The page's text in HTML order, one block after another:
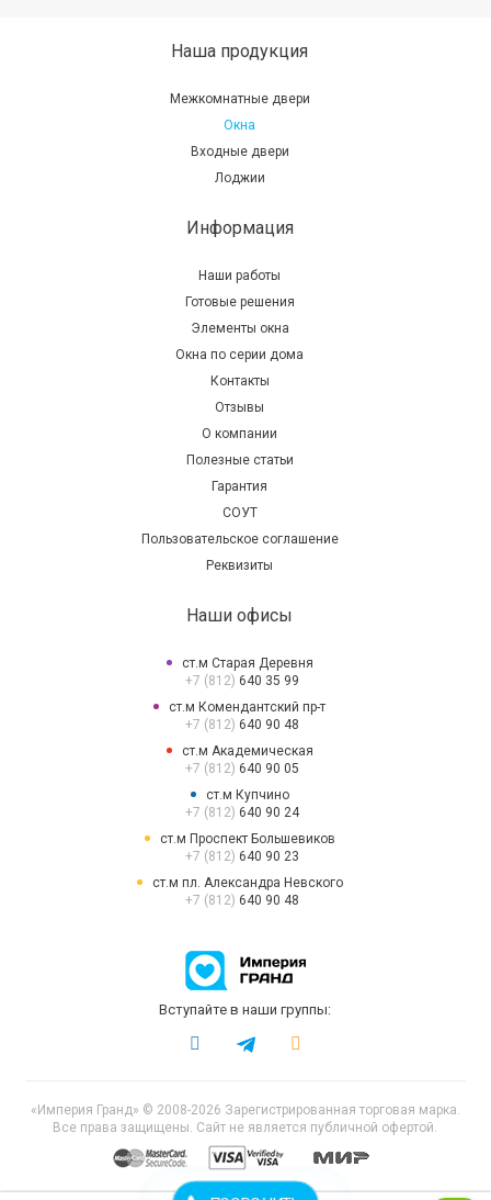
Наша продукция
Межкомнатные двери
Окна
Входные двери
Лоджии
Информация
Наши работы
Готовые решения
Элементы окна
Окна по серии дома
Контакты
Отзывы
О компании
Полезные статьи
Гарантия
СОУТ
Пользовательское соглашение
Реквизиты
Наши офисы
ст.м Старая Деревня
+7 (812) 640 35 99
ст.м Комендантский пр-т
+7 (812) 640 90 48
ст.м Академическая
+7 (812) 640 90 05
ст.м Купчино
+7 (812) 640 90 24
ст.м Проспект Большевиков
+7 (812) 640 90 23
ст.м пл. Александра Невского
+7 (812) 640 90 48
Вступайте в наши группы:
«Империя Гранд» © 2008-2026 Зарегистрированная торговая марка.
Все права защищены. Сайт не является публичной офертой.